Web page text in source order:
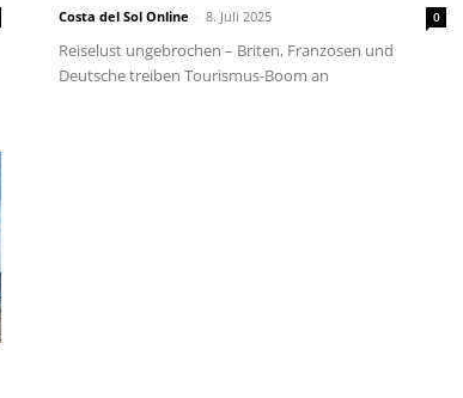
Costa del Sol Online - 8. Juli 2025 0
Reiselust ungebrochen – Briten, Franzosen und
Deutsche treiben Tourismus-Boom an